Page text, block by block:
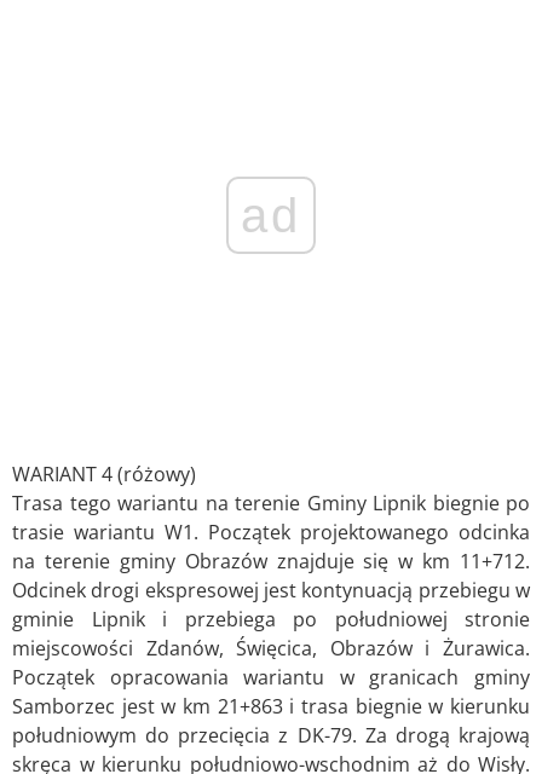
ad
WARIANT 4 (różowy)
Trasa tego wariantu na terenie Gminy Lipnik biegnie po
trasie wariantu W1. Początek projektowanego odcinka
na terenie gminy Obrazów znajduje się w km 11+712.
Odcinek drogi ekspresowej jest kontynuacją przebiegu w
gminie Lipnik i przebiega po południowej stronie
miejscowości Zdanów, Święcica, Obrazów i Żurawica.
Początek opracowania wariantu w granicach gminy
Samborzec jest w km 21+863 i trasa biegnie w kierunku
południowym do przecięcia z DK-79. Za drogą krajową
skręca w kierunku południowo-wschodnim aż do Wisły.